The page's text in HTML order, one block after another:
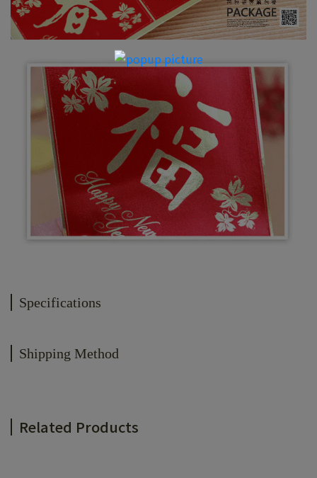
Specifications
Shipping Method
Related Products